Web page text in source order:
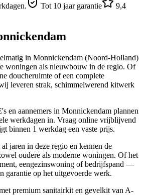
Tot 10 jaar garantie
9,4
in Monnickendam (Noord-Holland)
woningen als nieuwbouw in de regio. Of
doucheruimte of een complete
leveren strak, schimmelwerend kitwerk
en aannemers in Monnickendam plannen
werkdagen in. Vraag online vrijblijvend
binnen 1 werkdag een vaste prijs.
jaren in deze regio en kennen de
oudere als moderne woningen. Of het
eengezinswoning of bedrijfspand —
garantie op het uitgevoerde werk.
premium sanitairkit en gevelkit van A-